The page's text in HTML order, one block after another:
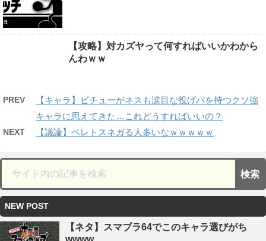
【攻略】対カズヤって何すればいいかわから
んわｗｗ
PREV
【キャラ】ピチューがネスも涙目な投げバを持つクソ強
キャラに思えてきた…これどうすればいいの？
NEXT 【議論】ベレトスネガる人多いなｗｗｗｗｗ
NEW POST
【ネタ】スマブラ64でこのキャラ選びがち